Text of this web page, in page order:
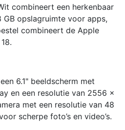
combineert een herkenbaar
opslagruimte voor apps,
combineert de Apple
6.1" beeldscherm met
en een resolutie van 2556 x
met een resolutie van 48
scherpe foto’s en video’s.